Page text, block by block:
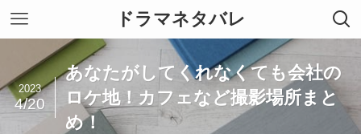
ドラマネタバレ
あなたがしてくれなくても会社の
ロケ地！カフェなど撮影場所まと
め！
2023
4/20